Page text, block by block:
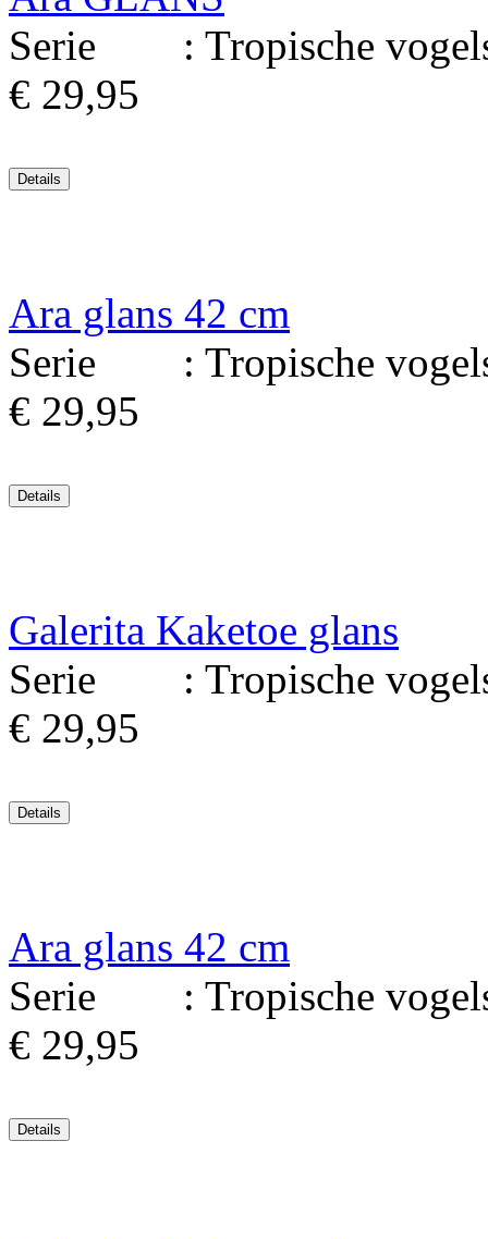
Serie : Tropische
€ 29,95
Ara glans 42 cm
Serie : Tropische
€ 29,95
Galerita Kaketoe glans
Serie : Tropische
€ 29,95
Ara glans 42 cm
Serie : Tropische
€ 29,95